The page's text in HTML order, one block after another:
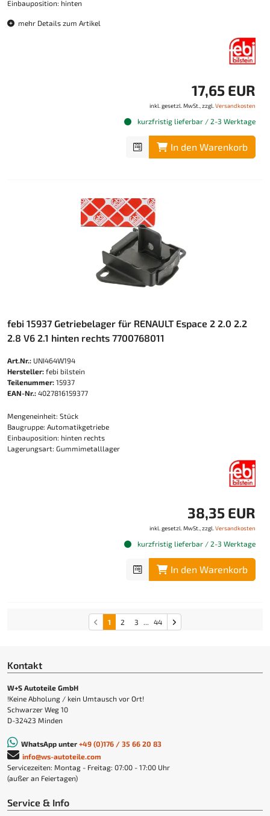
Einbauposition: hinten
mehr Details zum Artikel
17,65 EUR
inkl. gesetzl. MwSt., zzgl. Versandkosten
kurzfristig lieferbar / 2-3 Werktage
In den Warenkorb
febi 15937 Getriebelager für RENAULT Espace 2 2.0 2.2
2.8 V6 2.1 hinten rechts 7700768011
Art.Nr.: UNI464W194
Hersteller: febi bilstein
Teilenummer: 15937
EAN-Nr.: 4027816159377
Mengeneinheit: Stück
Baugruppe: Automatikgetriebe
Einbauposition: hinten rechts
Lagerungsart: Gummimetalllager
38,35 EUR
inkl. gesetzl. MwSt., zzgl. Versandkosten
kurzfristig lieferbar / 2-3 Werktage
In den Warenkorb
1 2 3 ... 44
Kontakt
W+S Autoteile GmbH
!Keine Abholung / kein Umtausch vor Ort!
Schwarzer Weg 10
D-32423 Minden
WhatsApp unter +49 (0)176 / 35 66 20 83
info@ws-autoteile.com
Servicezeiten: Montag - Freitag: 07:00 - 17:00 Uhr
(außer an Feiertagen)
Service & Info